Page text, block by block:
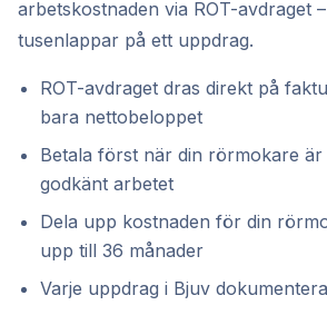
arbetskostnaden via ROT-avdraget
tusenlappar på ett uppdrag.
ROT-avdraget dras direkt på
bara nettobeloppet
Betala först när din rörmokare
godkänt arbetet
Dela upp kostnaden för din
upp till 36 månader
Varje uppdrag i Bjuv